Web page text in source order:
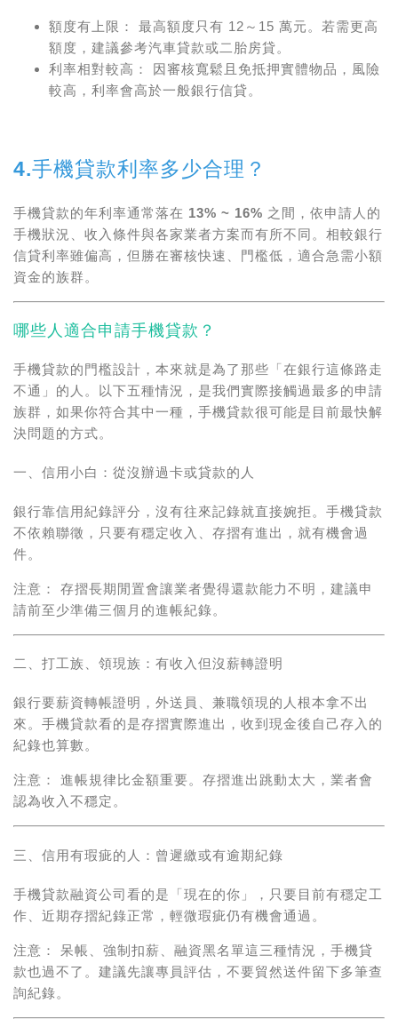
額度有上限：
最高額度只有 12～15 萬元。若需更高
額度，建議參考汽車貸款或二胎房貸。
利率相對較高：
因審核寬鬆且免抵押實體物品，風險
較高，利率會高於一般銀行信貸。
4.手機貸款利率多少合理？
手機貸款的年利率通常落在 13% ~ 16% 之間，依申請人的
手機狀況、收入條件與各家業者方案而有所不同。相較銀行
信貸利率雖偏高，但勝在審核快速、門檻低，適合急需小額
資金的族群。
哪些人適合申請手機貸款？
手機貸款的門檻設計，本來就是為了那些「在銀行這條路走
不通」的人。以下五種情況，是我們實際接觸過最多的申請
族群，如果你符合其中一種，手機貸款很可能是目前最快解
決問題的方式。
一、信用小白：從沒辦過卡或貸款的人
銀行靠信用紀錄評分，沒有往來記錄就直接婉拒。手機貸款
不依賴聯徵，只要有穩定收入、存摺有進出，就有機會過
件。
注意：
存摺長期閒置會讓業者覺得還款能力不明，建議申
請前至少準備三個月的進帳紀錄。
二、打工族、領現族：有收入但沒薪轉證明
銀行要薪資轉帳證明，外送員、兼職領現的人根本拿不出
來。手機貸款看的是存摺實際進出，收到現金後自己存入的
紀錄也算數。
注意：
進帳規律比金額重要。存摺進出跳動太大，業者會
認為收入不穩定。
三、信用有瑕疵的人：曾遲繳或有逾期紀錄
手機貸款融資公司看的是「現在的你」，只要目前有穩定工
作、近期存摺紀錄正常，輕微瑕疵仍有機會通過。
注意：
呆帳、強制扣薪、融資黑名單這三種情況，手機貸
款也過不了。建議先讓專員評估，不要貿然送件留下多筆查
詢紀錄。